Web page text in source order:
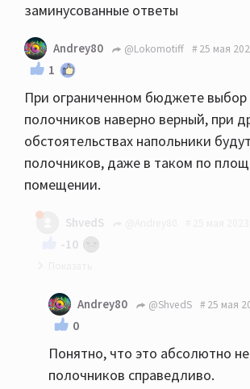
заминусованные ответы
Andrey80 @Lokomotiff 25 мая
1
При ограниченном бюджете выбор
полочников наверно верный, при
обстоятельствах напольники
полочников, даже в таком по
помещении.
ShvedS
-10
Если честно и субъективно, то
18квм кдп, 610ые полочник
помещение, пока муж не доделал
дополнительно, те же 630 или
напольники вообще бы порвали
Andrey80 @ShvedS 25 мая
0
Понятно, что это абсолютно
полочников справедливо.